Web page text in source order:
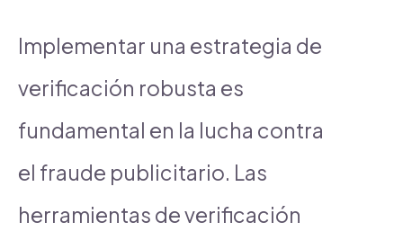
Implementar una estrategia de
verificación robusta es
fundamental en la lucha contra
el fraude publicitario. Las
herramientas de verificación